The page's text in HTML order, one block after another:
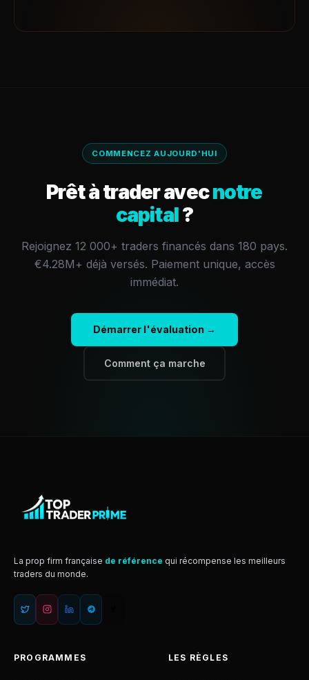
COMMENCEZ AUJOURD'HUI
Prêt à trader avecnotre
capital?
Rejoignez 12 000+ traders financés dans 180 pays.
€4.28M+ déjà versés. Paiement unique, accès
immédiat.
Démarrer l'évaluation →
Comment ça marche
La prop firm française de référence qui récompense les meilleurs
traders du monde.
PROGRAMMES LES RÈGLES